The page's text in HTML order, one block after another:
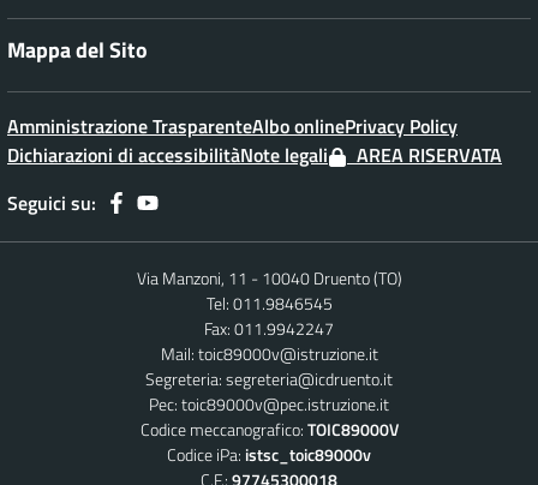
Mappa del Sito
Amministrazione TrasparenteAlbo onlinePrivacy Policy
Dichiarazioni di accessibilitàNote legali
AREA RISERVATA
Seguici su:
Via Manzoni, 11 - 10040 Druento (TO)
Tel: 011.9846545
Fax: 011.9942247
Mail:toic89000v@istruzione.it
Segreteria:segreteria@icdruento.it
Pec:toic89000v@pec.istruzione.it
Codice meccanografico:TOIC89000V
Codice iPa: istsc_toic89000v
C.F.:97745300018